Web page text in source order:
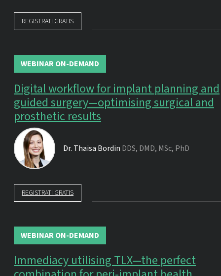
REGISTRATI GRATIS
WEBINAR ON-DEMAND
Digital workflow for implant planning and
guided surgery—optimising surgical and
prosthetic results
Dr. Thaisa Bordin DDS, DMD, MSc, PhD
REGISTRATI GRATIS
WEBINAR ON-DEMAND
Immediacy utilising TLX—the perfect